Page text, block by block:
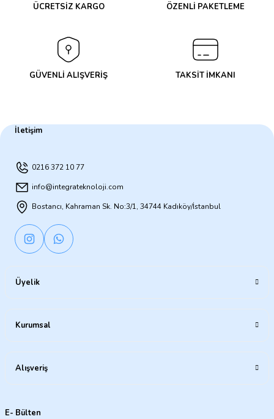
ÜCRETSİZ KARGO ÖZENLİ PAKETLEME
GÜVENLİ ALIŞVERİŞ TAKSİT İMKANI
İletişim
0216 372 10 77
info@integrateknoloji.com
Bostancı, Kahraman Sk. No:3/1, 34744 Kadıköy/İstanbul
Üyelik
Kurumsal
Alışveriş
E- Bülten